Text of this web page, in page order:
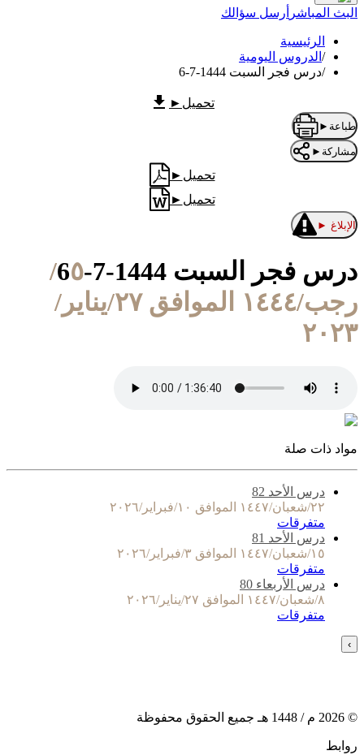
البث المباشر أرسل سؤالك
الرئيسية
/ الدروس اليومية
/درس فجر السبت 1444-7-6
تحميل ►
طباعة ►
مشاركة ►
تحميل ►
تحميل ►
الإبلاغ ►
درس فجر السبت 1444-7-6
٥/
رجب/١٤٤٤ الموافق ٢٧/يناير/
٢٠٢٣
مواد ذات صلة
درس الأحد 82
٢٢/شعبان/١٤٤٧ الموافق ١٠/فبراير/٢٠٢٦
متفرقات
درس الأحد 81
١٥/شعبان/١٤٤٧ الموافق ٣/فبراير/٢٠٢٦
متفرقات
درس الأربعاء 80
٨/شعبان/١٤٤٧ الموافق ٢٧/يناير/٢٠٢٦
متفرقات
›
©
2026 م / 1448 هـ جميع الحقوق محفوظة
روابط